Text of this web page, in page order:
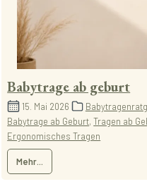
Babytrage ab geburt
15. Mai 2026
Babytrage ab Geburt,Tragen ab
Ergonomisches Tragen
Mehr...